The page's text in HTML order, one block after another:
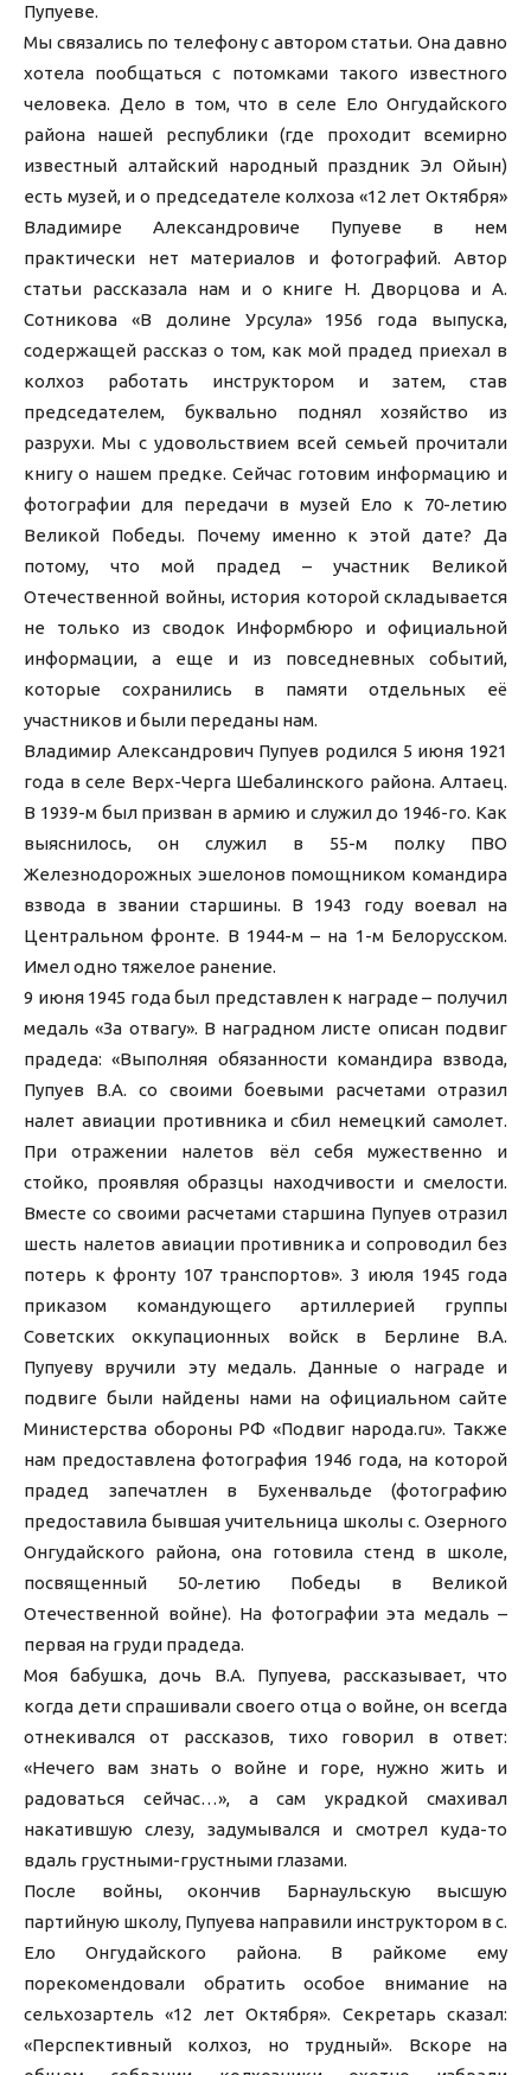
Пупуеве.
Мы связались по телефону с автором статьи. Она давно
хотела пообщаться с потомками такого известного
человека. Дело в том, что в селе Ело Онгудайского
района нашей республики (где проходит всемирно
известный алтайский народный праздник Эл Ойын)
есть музей, и о председателе колхоза «12 лет Октября»
Владимире Александровиче Пупуеве в нем
практически нет материалов и фотографий. Автор
статьи рассказала нам и о книге Н. Дворцова и А.
Сотникова «В долине Урсула» 1956 года выпуска,
содержащей рассказ о том, как мой прадед приехал в
колхоз работать инструктором и затем, став
председателем, буквально поднял хозяйство из
разрухи. Мы с удовольствием всей семьей прочитали
книгу о нашем предке. Сейчас готовим информацию и
фотографии для передачи в музей Ело к 70-летию
Великой Победы. Почему именно к этой дате? Да
потому, что мой прадед – участник Великой
Отечественной войны, история которой складывается
не только из сводок Информбюро и официальной
информации, а еще и из повседневных событий,
которые сохранились в памяти отдельных её
участников и были переданы нам.
Владимир Александрович Пупуев родился 5 июня 1921
года в селе Верх-Черга Шебалинского района. Алтаец.
В 1939-м был призван в армию и служил до 1946-го. Как
выяснилось, он служил в 55-м полку ПВО
Железнодорожных эшелонов помощником командира
взвода в звании старшины. В 1943 году воевал на
Центральном фронте. В 1944-м – на 1-м Белорусском.
Имел одно тяжелое ранение.
9 июня 1945 года был представлен к награде – получил
медаль «За отвагу». В наградном листе описан подвиг
прадеда: «Выполняя обязанности командира взвода,
Пупуев В.А. со своими боевыми расчетами отразил
налет авиации противника и сбил немецкий самолет.
При отражении налетов вёл себя мужественно и
стойко, проявляя образцы находчивости и смелости.
Вместе со своими расчетами старшина Пупуев отразил
шесть налетов авиации противника и сопроводил без
потерь к фронту 107 транспортов». 3 июля 1945 года
приказом командующего артиллерией группы
Советских оккупационных войск в Берлине В.А.
Пупуеву вручили эту медаль. Данные о награде и
подвиге были найдены нами на официальном сайте
Министерства обороны РФ «Подвиг народа.ru». Также
нам предоставлена фотография 1946 года, на которой
прадед запечатлен в Бухенвальде (фотографию
предоставила бывшая учительница школы с. Озерного
Онгудайского района, она готовила стенд в школе,
посвященный 50-летию Победы в Великой
Отечественной войне). На фотографии эта медаль –
первая на груди прадеда.
Моя бабушка, дочь В.А. Пупуева, рассказывает, что
когда дети спрашивали своего отца о войне, он всегда
отнекивался от рассказов, тихо говорил в ответ:
«Нечего вам знать о войне и горе, нужно жить и
радоваться сейчас…», а сам украдкой смахивал
накатившую слезу, задумывался и смотрел куда-то
вдаль грустными-грустными глазами.
После войны, окончив Барнаульскую высшую
партийную школу, Пупуева направили инструктором в с.
Ело Онгудайского района. В райкоме ему
порекомендовали обратить особое внимание на
сельхозартель «12 лет Октября». Секретарь сказал:
«Перспективный колхоз, но трудный». Вскоре на